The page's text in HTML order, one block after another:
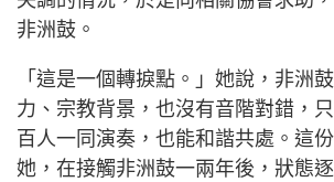
非洲鼓。
「這是一個轉捩點。」她說，非洲
力、宗教背景，也沒有音階對錯，
百人一同演奏，也能和諧共處。這
她，在接觸非洲鼓一兩年後，狀態